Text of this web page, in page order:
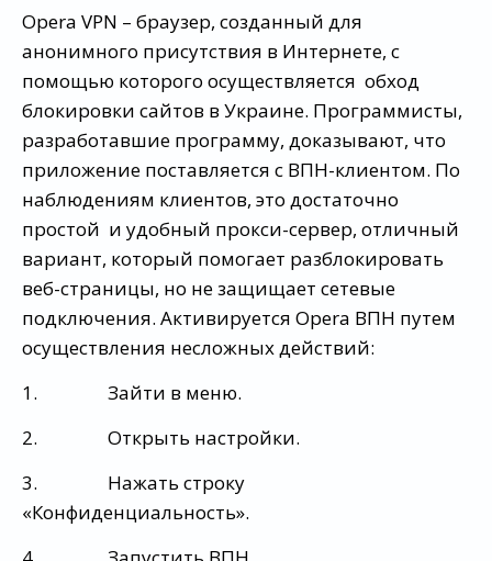
Opera VPN – браузер, созданный для
анонимного присутствия в Интернете, с
помощью которого осуществляется обход
блокировки сайтов в Украине. Программисты,
разработавшие программу, доказывают, что
приложение поставляется с ВПН-клиентом. По
наблюдениям клиентов, это достаточно
простой и удобный прокси-сервер, отличный
вариант, который помогает разблокировать
веб-страницы, но не защищает сетевые
подключения. Активируется Opera ВПН путем
осуществления несложных действий:
1. Зайти в меню.
2. Открыть настройки.
3. Нажать строку
«Конфиденциальность».